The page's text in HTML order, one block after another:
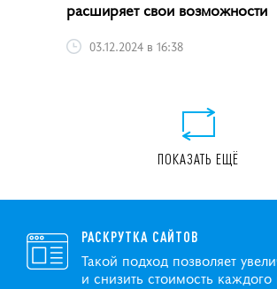
расширяет свои возможности
03.12.2024 в 16:38
ПОКАЗАТЬ ЕЩЁ
РАСКРУТКА САЙТОВ
Такой подход позволяет
и снизить стоимость каждого